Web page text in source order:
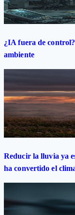
¿IA fuera de
ambiente
Reducir la lluvia ya
ha convertido el